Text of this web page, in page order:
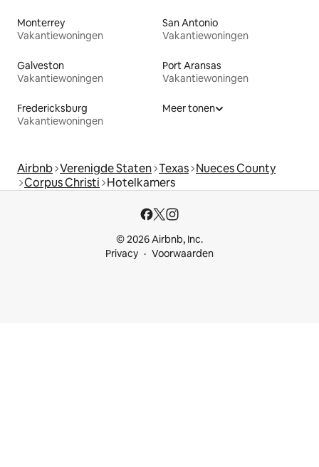
Monterrey
Vakantiewoningen
San Antonio
Vakantiewoningen
Galveston
Vakantiewoningen
Port Aransas
Vakantiewoningen
Fredericksburg
Vakantiewoningen
Meer tonen
Airbnb Verenigde Staten Texas Nueces County
Corpus Christi Hotelkamers
© 2026 Airbnb, Inc.
Privacy
Voorwaarden